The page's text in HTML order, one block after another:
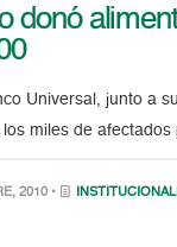
donó
Universal, junto a
miles de
2010 •